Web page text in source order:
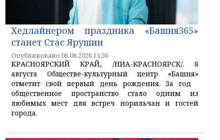
Хедлайнером праздника «Башня365»
станет Стас Ярушин
Опубликовано 06.08.2026 15:36
КРАСНОЯРСКИЙ КРАЙ, /НИА-КРАСНОЯРСК/. 8
августа Обществе-культурный центр «Башня»
отметит свой первый день рождения. За год
общественное пространство стало одним из
любимых мест для встреч норильчан и гостей
города.